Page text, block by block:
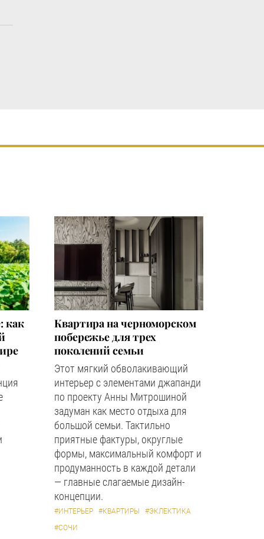
как
Квартира на черноморском
побережье для трех
поколений семьи
Этот мягкий обволакивающий
интерьер с элементами джапанди
по проекту Анны Митрошиной
задуман как место отдыха для
большой семьи. Тактильно
приятные фактуры, округлые
формы, максимальный комфорт и
продуманность в каждой детали
— главные слагаемые дизайн-
концепции.
#ИНТЕРЬЕР #КВАРТИРЫ
#ЭКЛЕКТИКА
#СОЧИ